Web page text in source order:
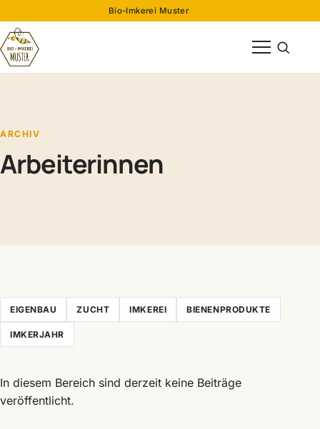
Bio-Imkerei Muster
Menü öffnen
Suche
ARCHIV
Arbeiterinnen
EIGENBAU ZUCHT IMKEREI BIENENPRODUKTE
IMKERJAHR
In diesem Bereich sind derzeit keine Beiträge
veröffentlicht.